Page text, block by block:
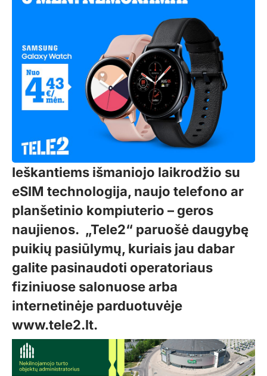
Ieškantiems išmaniojo laikrodžio su
eSIM technologija, naujo telefono ar
planšetinio kompiuterio – geros
naujienos. „Tele2“ paruošė daugybę
puikių pasiūlymų, kuriais jau dabar
galite pasinaudoti operatoriaus
fiziniuose salonuose arba
internetinėje parduotuvėje
www.tele2.lt.